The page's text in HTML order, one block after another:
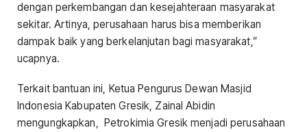
dengan perkembangan dan kesejahteraan masyarakat
sekitar. Artinya, perusahaan harus bisa memberikan
dampak baik yang berkelanjutan bagi masyarakat,”
ucapnya.
Terkait bantuan ini, Ketua Pengurus Dewan Masjid
Indonesia Kabupaten Gresik, Zainal Abidin
mengungkapkan, Petrokimia Gresik menjadi perusahaan